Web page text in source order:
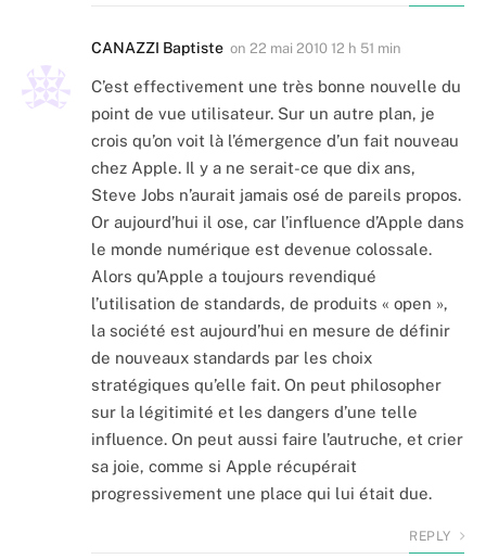
CANAZZI Baptiste on 22 mai 2010 12 h 51 min
C’est effectivement une très bonne nouvelle du
point de vue utilisateur. Sur un autre plan, je
crois qu’on voit là l’émergence d’un fait nouveau
chez Apple. Il y a ne serait-ce que dix ans,
Steve Jobs n’aurait jamais osé de pareils propos.
Or aujourd’hui il ose, car l’influence d’Apple dans
le monde numérique est devenue colossale.
Alors qu’Apple a toujours revendiqué
l’utilisation de standards, de produits « open »,
la société est aujourd’hui en mesure de définir
de nouveaux standards par les choix
stratégiques qu’elle fait. On peut philosopher
sur la légitimité et les dangers d’une telle
influence. On peut aussi faire l’autruche, et crier
sa joie, comme si Apple récupérait
progressivement une place qui lui était due.
REPLY